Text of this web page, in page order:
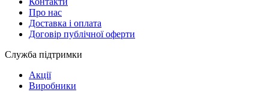
Про нас
Доставка і оплата
Договір публічної оферти
Служба підтримки
Акції
Виробники